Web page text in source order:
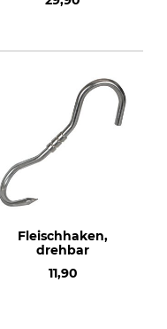
Fleischhaken,
drehbar
11,90